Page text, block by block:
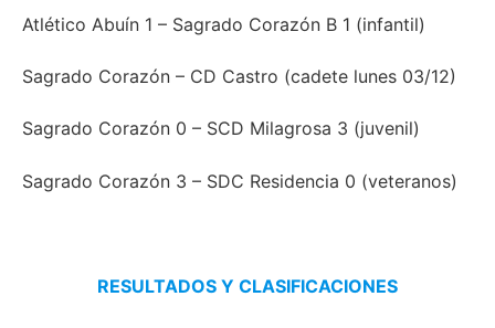
Atlético Abuín 1 – Sagrado Corazón B 1 (infantil)
Sagrado Corazón – CD Castro (cadete lunes 03/12)
Sagrado Corazón 0 – SCD Milagrosa 3 (juvenil)
Sagrado Corazón 3 – SDC Residencia 0 (veteranos)
RESULTADOS Y CLASIFICACIONES